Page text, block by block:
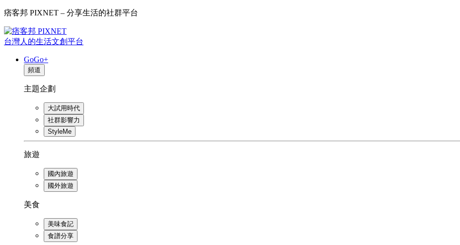
痞客邦 PIXNET – 分享生活的社群平台
台灣人的生活文創平台
GoGo+
頻道
主題企劃
大試用時代
社群影響力
StyleMe
旅遊
國內旅遊
國外旅遊
美食
美味食記
食譜分享